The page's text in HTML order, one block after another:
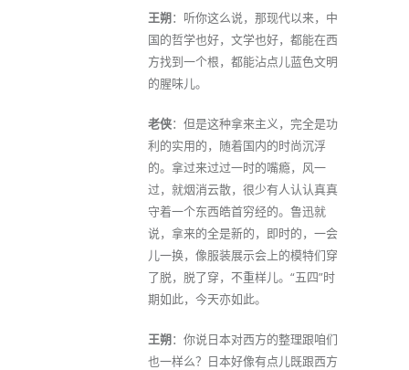
王朔：听你这么说，那现代以来，中
国的哲学也好，文学也好，都能在西
方找到一个根，都能沾点儿蓝色文明
的腥味儿。
老侠：但是这种拿来主义，完全是功
利的实用的，随着国内的时尚沉浮
的。拿过来过过一时的嘴瘾，风一
过，就烟消云散，很少有人认认真真
守着一个东西皓首穷经的。鲁迅就
说，拿来的全是新的，即时的，一会
儿一换，像服装展示会上的模特们穿
了脱，脱了穿，不重样儿。“五四”时
期如此，今天亦如此。
王朔：你说日本对西方的整理跟咱们
也一样么？日本好像有点儿既跟西方